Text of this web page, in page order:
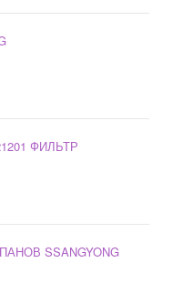
ФИЛЬТР
SSANGYONG